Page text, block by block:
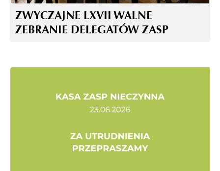
ZWYCZAJNE LXVII WALNE
ZEBRANIE DELEGATÓW ZASP